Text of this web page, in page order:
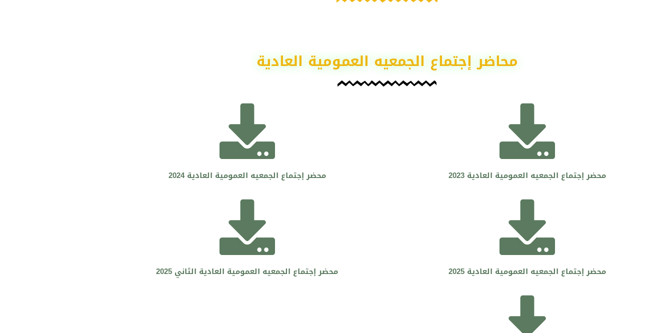
محاضر إجتماع الجمعيه العمومية العادية
محضر إجتماع الجمعيه العمومية العادية 2023 محضر إجتماع الجمعيه العمومية العادية 2024
محضر إجتماع الجمعيه العمومية العادية 2025 محضر إجتماع الجمعيه العمومية العادية الثاني 2025